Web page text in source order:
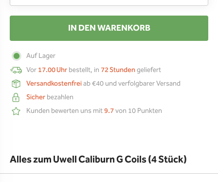
IN DEN WARENKORB
Auf Lager
Vor17.00 Uhrbestellt, in 72 Stundengeliefert
Versandkostenfreiab €40 und verfolgbarer Versand
Sicherbezahlen
Kunden bewerten uns mit9.7von 10 Punkten
Alles zum Uwell Caliburn G Coils (4 Stück)